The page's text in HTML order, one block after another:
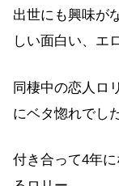
出世にも興味が
しい面白い、エ
同棲中の恋人ロ
にベタ惚れでした
付き合って4年